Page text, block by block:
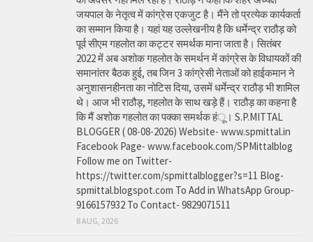
जयपाल के नेतृत्व में कांग्रेस एकजुट है। मैंने तो प्रत्येक कार्यकर्ता
का सम्मान किया है। यहां यह उल्लेखनीय है कि धर्मेन्द्र राठौड़ को
पूर्व सीएम गहलोत का कट्टर समर्थक माना जाता है। सितंबर
2022 में अब अशोक गहलोत के समर्थन में कांग्रेस के विधायकों की
समानांतर बैठक हुई, तब जिन 3 कांग्रेसी नेताओं को हाईकमान ने
अनुशासनहीनता का नोटिस दिया, उसमें धर्मेन्द्र राठौड़ भी शामिल
थे। आज भी राठौड़, गहलोत के साथ खड़े हैं। राठौड़ का कहना है
कि मैं अशोक गहलोत का पक्का समर्थक हंू। S.P.MITTAL
BLOGGER ( 08-08-2026) Website- www.spmittal.in
Facebook Page- www.facebook.com/SPMittalblog
Follow me on Twitter-
https://twitter.com/spmittalblogger?s=11 Blog-
spmittal.blogspot.com To Add in WhatsApp Group-
9166157932 To Contact- 9829071511
8 AUG, 2026